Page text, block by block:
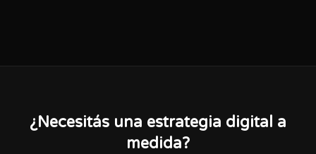
¿Necesitás una estrategia digital a
medida?